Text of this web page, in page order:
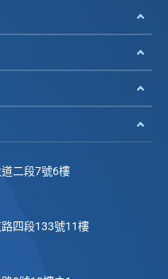
二段7號6樓
四段133號11樓